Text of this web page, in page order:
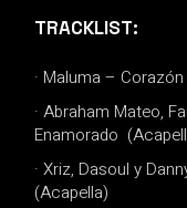
TRACKLIST:
· Maluma –
· Abraham Mateo,
Enamorado
· Xriz, Dasoul y
(Acapella)